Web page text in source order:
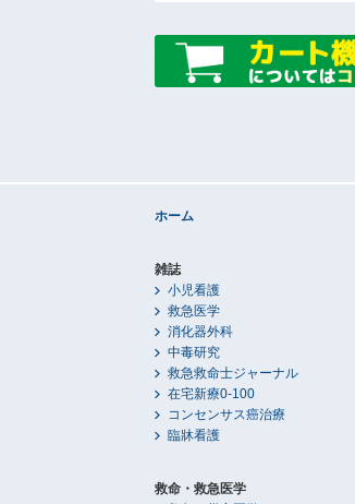
ホーム
雑誌
小児看護
救急医学
消化器外科
中毒研究
救急救命士ジャーナル
在宅新療0-100
コンセンサス癌治療
臨牀看護
救命・救急医学